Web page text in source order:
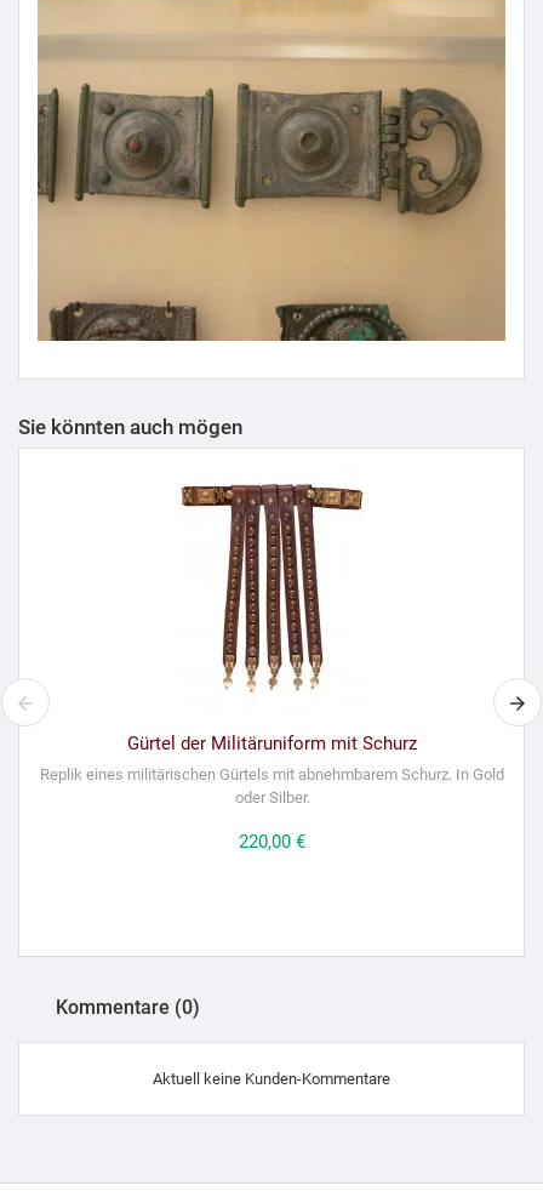
Sie könnten auch mögen
Gürtel der Militäruniform mit Schurz
Replik eines militärischen Gürtels mit abnehmbarem Schurz. In Gold
oder Silber.
Preis
220,00 €
Kommentare (0)
Aktuell keine Kunden-Kommentare